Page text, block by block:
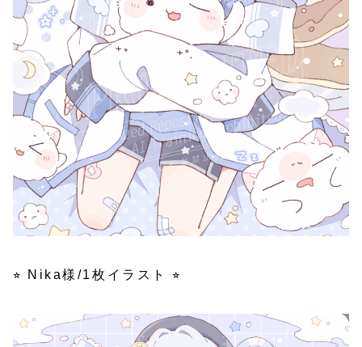
⭐︎ Nika様/1枚イラスト ⭐︎